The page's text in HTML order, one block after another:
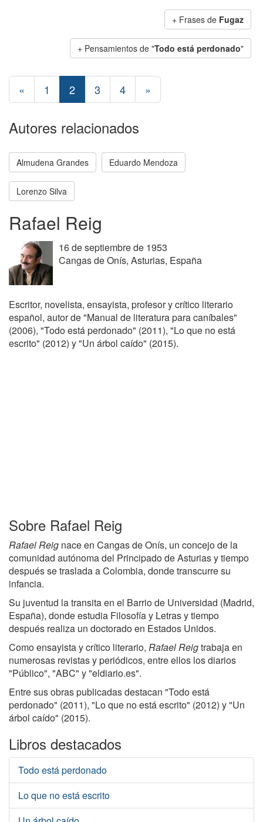
+ Frases de Fugaz
+ Pensamientos de "Todo está perdonado"
« 1 2 3 4 »
Autores relacionados
Almudena Grandes Eduardo Mendoza
Lorenzo Silva
Rafael Reig
16 de septiembre de 1953
Cangas de Onís, Asturias, España
Escritor, novelista, ensayista, profesor y crítico literario
español, autor de "Manual de literatura para caníbales"
(2006), "Todo está perdonado" (2011), "Lo que no está
escrito" (2012) y "Un árbol caído" (2015).
Sobre Rafael Reig
Rafael Reig nace en Cangas de Onís, un concejo de la
comunidad autónoma del Principado de Asturias y tiempo
después se traslada a Colombia, donde transcurre su
infancia.
Su juventud la transita en el Barrio de Universidad (Madrid,
España), donde estudia Filosofía y Letras y tiempo
después realiza un doctorado en Estados Unidos.
Como ensayista y crítico literario, Rafael Reigtrabaja en
numerosas revistas y periódicos, entre ellos los diarios
"Público", "ABC" y "eldiario.es".
Entre sus obras publicadas destacan "Todo está
perdonado" (2011), "Lo que no está escrito" (2012) y "Un
árbol caído" (2015).
Libros destacados
Todo está perdonado
Lo que no está escrito